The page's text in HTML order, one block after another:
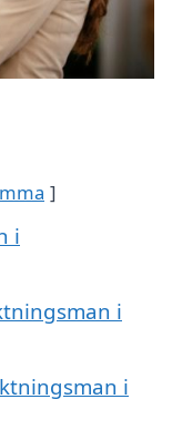
i
i
i